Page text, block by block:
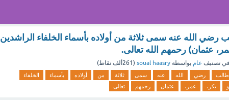
رضي الله عنه سمى ثلاثة من أولاده بأسماء الخلفاء الراشدين
عثمان) رحمهم الله تعالى.
في تصنيف عام بواسطة soual haasry
( 261ألف نقاط)
طالب رضي الله عنه سمى ثلاثة من أولاده بأسماء
الخلفاء
بكر، عمر، عثمان رحمهم تعالى